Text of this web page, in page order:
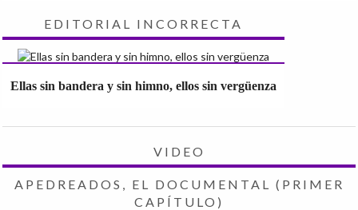
EDITORIAL INCORRECTA
Ellas sin bandera y sin himno, ellos sin vergüenza
VIDEO
APEDREADOS, EL DOCUMENTAL (PRIMER
CAPÍTULO)